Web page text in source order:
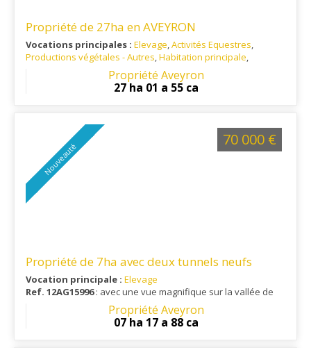
Propriété de 27ha en AVEYRON
Vocations principales : Elevage,Activités Equestres,
Productions végétales - Autres,Habitation principale,
Tourisme rural-hébergement
: situé à 20 km de Rodez
Propriété Aveyron
27 ha 01 a 55 ca
Nouveauté
Propriété de 7ha avec deux tunnels neufs
Vocation principale : Elevage
Ref. 12AG15996: avec une vue magnifique sur la vallée de
ENTRAYGUES SUR TRUYEREPropriété Aveyron
07 ha 17 a 88 ca
70 000 €